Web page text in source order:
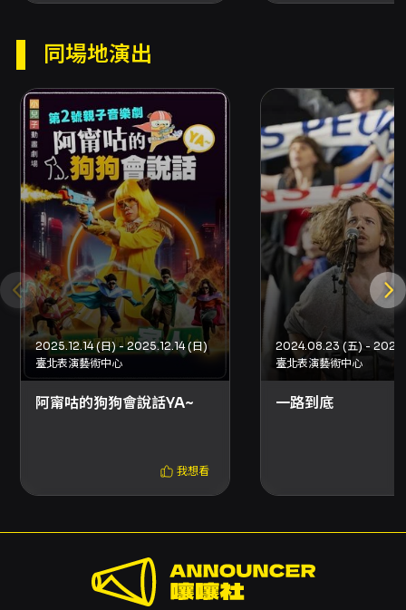
注意事項
鐘，請預留時間完整觀賞。遲到觀眾請依現場工
作人員指示入席。字幕語言：中文、英文。 票務
與購票方式 - 售票平台：OPENTIX（兩廳院文
化生活）與分銷通路。 - 網路購票：接受信用
卡、Apple Pay、Google Pay、ATM 轉帳，購
票前請先加入 OPENTIX 會員。如使用節目提供
之部分折扣需搭配「文化幣」使用，該折扣僅限
網路購買。 - 分銷點購買：接受現金、信用卡
（分銷點依現場規定）。 - 超商購票：7-
ELEVEN ibon、全家 FamiPort、萊爾富 Life-
ET（僅提供電腦自動選位，單筆訂單至多 8 張；
每張票需於超商支付 10 元手續費）。若購買方案
包含輪椅席、輪椅陪同席、或其他有購買張數限
制的折扣，部分方案無法於超商購買。 - 取票方
式：以結帳頁面顯示之選項為準，取票方式僅能
擇一，如需不同取票方式請分次購買。部分單位
提供電子票，請依訂單顯示為準。 折扣與優惠
嘉好朋友：85 折。 - 大嘉好戲迷：88 折。 - 團
員購票：88 折。 - 團票 10 張：9 折；團票 20
價 1000、1200 元票區；售完為止；需搭配文化
或健保卡）。 - 身心障礙者及陪同者 1 名：5 折
（入場時出示身心障礙手冊，陪同者需與身障者
同場地演出
2025.12.14 (日) - 2025.12.14 (日)
臺北表演藝術中心
阿甯咕的狗狗會說話YA~
我想看
臺北表演藝術中心
一路到底